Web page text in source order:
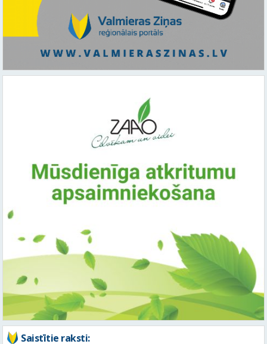
Saistītie raksti: